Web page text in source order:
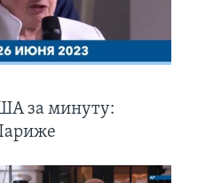
за минуту: